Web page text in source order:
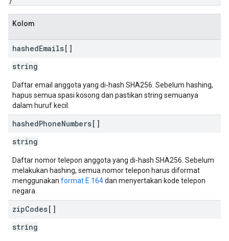
Kolom
hashedEmails[]
string
Daftar email anggota yang di-hash SHA256. Sebelum hashing,
hapus semua spasi kosong dan pastikan string semuanya
dalam huruf kecil.
hashedPhoneNumbers[]
string
Daftar nomor telepon anggota yang di-hash SHA256. Sebelum
melakukan hashing, semua nomor telepon harus diformat
menggunakan format E.164dan menyertakan kode telepon
negara.
zipCodes[]
string